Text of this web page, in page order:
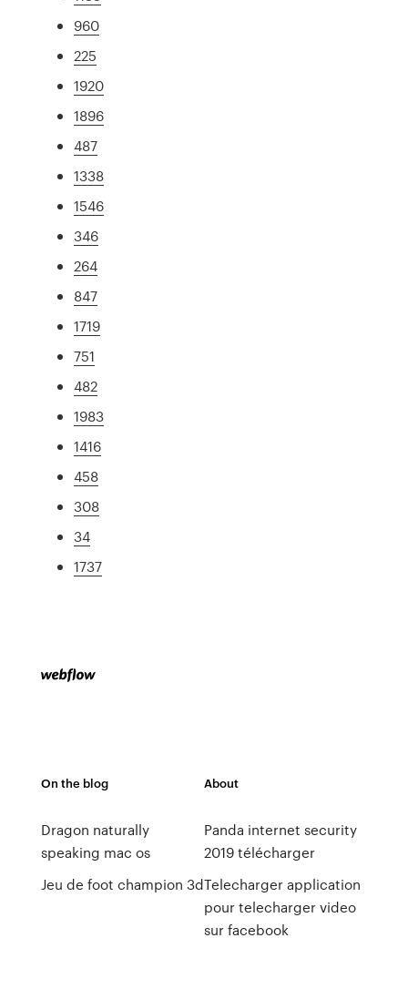
960
225
1920
1896
487
1338
1546
346
264
847
1719
751
482
1983
1416
458
308
34
1737
On the blog
Dragon naturally
speaking mac os
Jeu de foot champion 3d
About
Panda internet security
2019 télécharger
Telecharger application
pour telecharger video
sur facebook